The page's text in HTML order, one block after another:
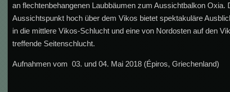
an flechtenbehangenen Laubbäumen zum Aussichtbalkon Oxia.
Aussichtspunkt hoch über dem Vikos bietet spektakuläre
in die mittlere Vikos-Schlucht und eine von Nordosten auf den
treffende Seitenschlucht.
Aufnahmen vom 03. und 04. Mai 2018 (Épiros, Griechenland)